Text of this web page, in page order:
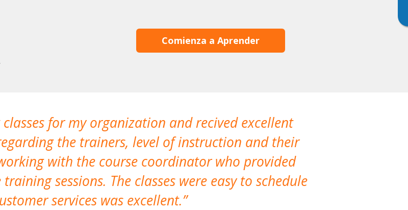
Comienza a Aprender
for my organization and recived excellent
the trainers, level of instruction and their
with the course coordinator who provided
sessions. The classes were easy to schedule
services was excellent.